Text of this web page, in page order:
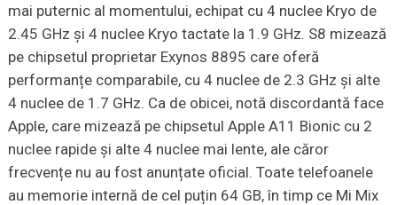
mai puternic al momentului, echipat cu 4 nuclee Kryo de
2.45 GHz și 4 nuclee Kryo tactate la 1.9 GHz. S8 mizează
pe chipsetul proprietar Exynos 8895 care oferă
performanțe comparabile, cu 4 nuclee de 2.3 GHz și alte
4 nuclee de 1.7 GHz. Ca de obicei, notă discordantă face
Apple, care mizează pe chipsetul Apple A11 Bionic cu 2
nuclee rapide și alte 4 nuclee mai lente, ale căror
frecvențe nu au fost anunțate oficial. Toate telefoanele
au memorie internă de cel puțin 64 GB, în timp ce Mi Mix